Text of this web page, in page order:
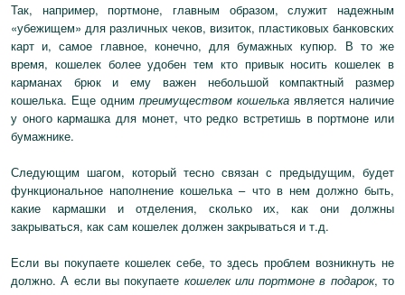
Так, например, портмоне, главным образом, служит надежным
«убежищем» для различных чеков, визиток, пластиковых банковских
карт и, самое главное, конечно, для бумажных купюр. В то же
время, кошелек более удобен тем кто привык носить кошелек в
карманах брюк и ему важен небольшой компактный размер
кошелька. Еще одним преимуществом кошелька является наличие
у оного кармашка для монет, что редко встретишь в портмоне или
бумажнике.
Следующим шагом, который тесно связан с предыдущим, будет
функциональное наполнение кошелька – что в нем должно быть,
какие кармашки и отделения, сколько их, как они должны
закрываться, как сам кошелек должен закрываться и т.д.
Если вы покупаете кошелек себе, то здесь проблем возникнуть не
должно. А если вы покупаете кошелек или портмоне в подарок, то